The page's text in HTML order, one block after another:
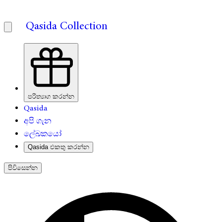
Qasida Collection
පරිත්‍යාග කරන්න
Qasida
අපි ගැන
ලේඛකයෝ
Qasida එකතු කරන්න
පිවිසෙන්න